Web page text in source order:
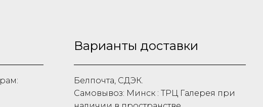
Варианты доставки
Белпочта, СДЭК.
Самовывоз: Минск : ТРЦ Галерея при